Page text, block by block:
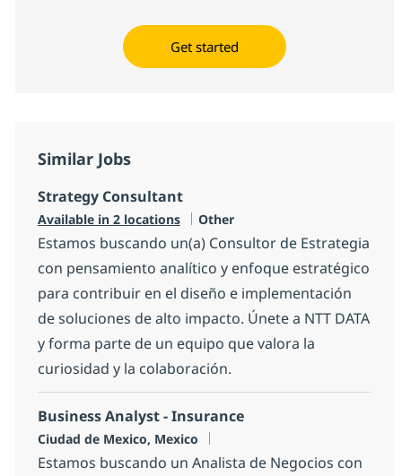
Get started
Similar Jobs
Strategy Consultant
Available in 2 locations Category
Other
Estamos buscando un(a) Consultor de Estrategia
con pensamiento analítico y enfoque estratégico
para contribuir en el diseño e implementación
de soluciones de alto impacto. Únete a NTT DATA
y forma parte de un equipo que valora la
curiosidad y la colaboración.
Business Analyst - Insurance
Location
Ciudad de Mexico, Mexico
Estamos buscando un Analista de Negocios con